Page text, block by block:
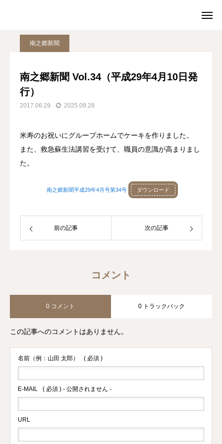
南之郷新聞 Vol.34（平成29年4月10日発行）
南之郷新聞
南之郷新聞 Vol.34（平成29年4月10日発
行）
2017.06.29 2025.09.28
米寿のお祝いにグループホームでケーキを作りました。
また、救急蘇生法講習を受けて、職員の意識が高まりまし
た。
南之郷新聞平成29年4月号第34号 ダウンロード
前の記事 次の記事
コメント
0 コメント 0 トラックバック
この記事へのコメントはありません。
名前（例：山田 太郎） ( 必須 )
E-MAIL ( 必須 ) - 公開されません -
URL
施設案内
お知らせ
お問い合わせ